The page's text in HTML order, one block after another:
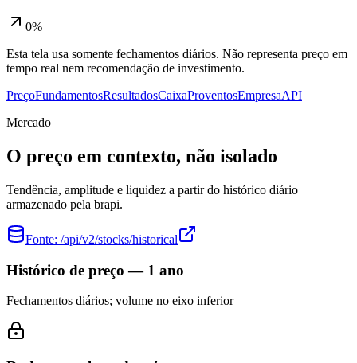
0%
Esta tela usa somente fechamentos diários. Não representa preço em
tempo real nem recomendação de investimento.
PreçoFundamentosResultadosCaixaProventosEmpresaAPI
Mercado
O preço em contexto, não isolado
Tendência, amplitude e liquidez a partir do histórico diário
armazenado pela brapi.
Fonte: /api/v2/stocks/historical
Histórico de preço — 1 ano
Fechamentos diários; volume no eixo inferior